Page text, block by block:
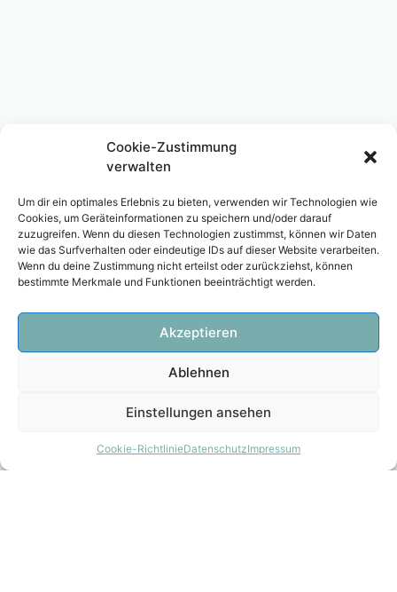
Cookie-Zustimmung
verwalten
Um dir ein optimales Erlebnis zu bieten, verwenden wir Technologien wie
Cookies, um Geräteinformationen zu speichern und/oder darauf
zuzugreifen. Wenn du diesen Technologien zustimmst, können wir Daten
wie das Surfverhalten oder eindeutige IDs auf dieser Website verarbeiten.
Wenn du deine Zustimmung nicht erteilst oder zurückziehst, können
bestimmte Merkmale und Funktionen beeinträchtigt werden.
Akzeptieren
Ablehnen
Einstellungen ansehen
Cookie-RichtlinieDatenschutzImpressum